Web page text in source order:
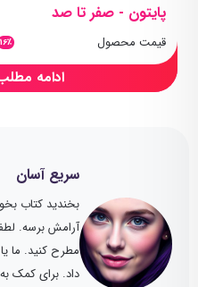
سریع آسان
بخندید کتاب
آرامش برسه.
مطرح کنید. ما
داد. برای کمک
پایتون - صفر تا صد
قیمت محصول 16٪
ادامه